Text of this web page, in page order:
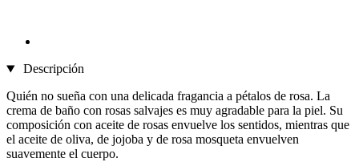
Descripción
Quién no sueña con una delicada fragancia a pétalos de rosa. La
crema de baño con rosas salvajes es muy agradable para la piel. Su
composición con aceite de rosas envuelve los sentidos, mientras que
el aceite de oliva, de jojoba y de rosa mosqueta envuelven
suavemente el cuerpo.